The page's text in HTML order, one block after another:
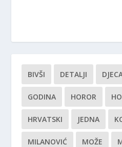
BIVŠI DETALJI
GODINA HOROR
HRVATSKI JEDNA
MILANOVIĆ MOŽE